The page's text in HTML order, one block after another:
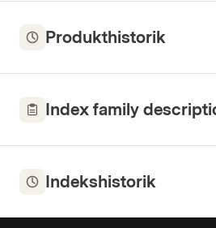
Produkthistorik
Index family
Indekshistorik